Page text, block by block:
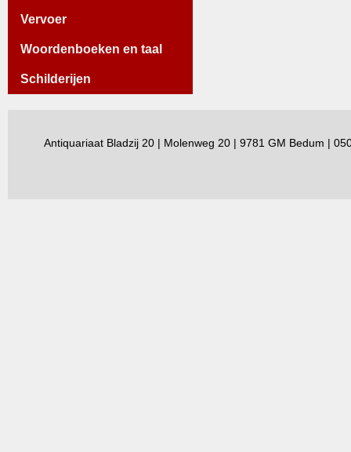
Vervoer
Woordenboeken en taal
Schilderijen
Antiquariaat Bladzij 20 | Molenweg 20 | 9781 GM Bedum |